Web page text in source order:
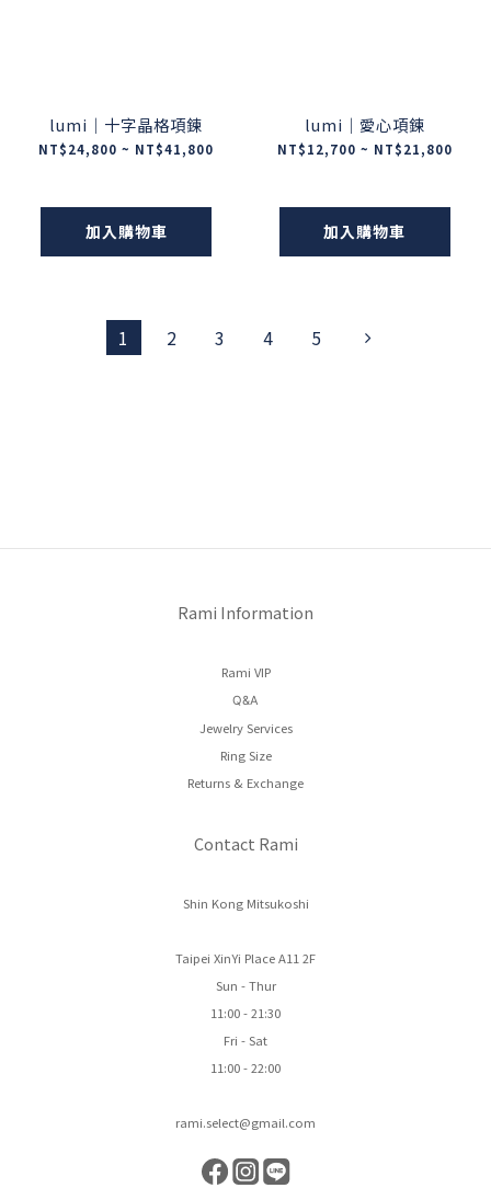
lumi｜十字晶格項鍊
NT$24,800 ~ NT$41,800
加入購物車
lumi｜愛心項鍊
NT$12,700 ~ NT$21,800
加入購物車
1 2 3 4 5
Rami Information
Rami VIP
Q&A
Jewelry Services
Ring Size
Returns & Exchange
Contact Rami
Shin Kong Mitsukoshi
Taipei XinYi Place A11 2F
Sun - Thur
11:00 - 21:30
Fri - Sat
11:00 - 22:00
rami.select@gmail.com